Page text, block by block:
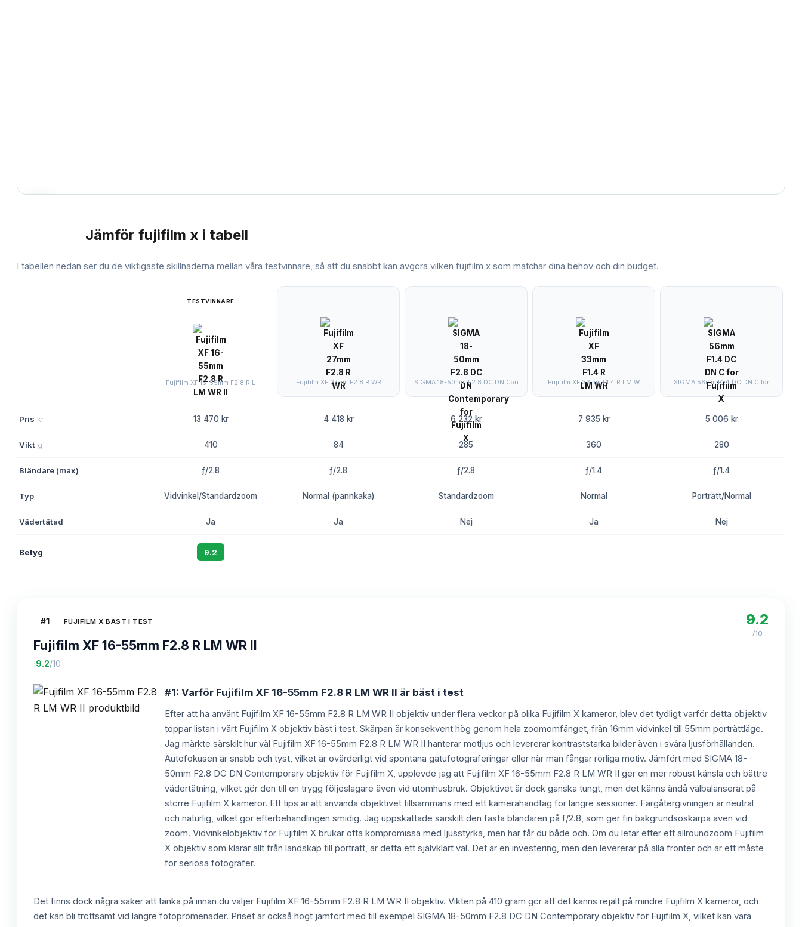
Jämför fujifilm x i tabell
I tabellen nedan ser du de viktigaste skillnaderna mellan våra testvinnare, så att du snabbt kan avgöra vilken fujifilm x som matchar dina behov och din budget.
TESTVINNARE
Fujifilm XF 16-55mm F2.8 R L Fujifilm XF 27mm F2.8 R WR SIGMA 18-50mm F2.8 DC DN Con Fujifilm XF 33mm F1.4 R LM W SIGMA 56mm F1.4 DC DN C for
Pris kr 13 470 kr 4 418 kr 6 232 kr 7 935 kr 5 006 kr
Vikt g 410 84 285 360 280
Bländare (max) ƒ/2.8 ƒ/2.8 ƒ/2.8 ƒ/1.4 ƒ/1.4
Typ Vidvinkel/Standardzoom Normal (pannkaka) Standardzoom Normal Porträtt/Normal
Vädertätad Ja Ja Nej Ja Nej
Betyg 9.2
#1 FUJIFILM X BÄST I TEST
Fujifilm XF 16-55mm F2.8 R LM WR II
·9.2/10
9.2
/10
#1: Varför Fujifilm XF 16-55mm F2.8 R LM WR II är bäst i test
Efter att ha använt Fujifilm XF 16-55mm F2.8 R LM WR II objektiv under flera veckor på olika Fujifilm X kameror, blev det tydligt varför detta objektiv
toppar listan i vårt Fujifilm X objektiv bäst i test. Skärpan är konsekvent hög genom hela zoomomfånget, från 16mm vidvinkel till 55mm porträttläge.
Jag märkte särskilt hur väl Fujifilm XF 16-55mm F2.8 R LM WR II hanterar motljus och levererar kontraststarka bilder även i svåra ljusförhållanden.
Autofokusen är snabb och tyst, vilket är ovärderligt vid spontana gatufotograferingar eller när man fångar rörliga motiv. Jämfört med SIGMA 18-
50mm F2.8 DC DN Contemporary objektiv för Fujifilm X, upplevde jag att Fujifilm XF 16-55mm F2.8 R LM WR II ger en mer robust känsla och bättre
vädertätning, vilket gör den till en trygg följeslagare även vid utomhusbruk. Objektivet är dock ganska tungt, men det känns ändå välbalanserat på
större Fujifilm X kameror. Ett tips är att använda objektivet tillsammans med ett kamerahandtag för längre sessioner. Färgåtergivningen är neutral
och naturlig, vilket gör efterbehandlingen smidig. Jag uppskattade särskilt den fasta bländaren på f/2.8, som ger fin bakgrundsoskärpa även vid
zoom. Vidvinkelobjektiv för Fujifilm X brukar ofta kompromissa med ljusstyrka, men här får du både och. Om du letar efter ett allroundzoom Fujifilm
X objektiv som klarar allt från landskap till porträtt, är detta ett självklart val. Det är en investering, men den levererar på alla fronter och är ett måste
för seriösa fotografer.
Det finns dock några saker att tänka på innan du väljer Fujifilm XF 16-55mm F2.8 R LM WR II objektiv. Vikten på 410 gram gör att det känns rejält på mindre Fujifilm X kameror, och
det kan bli tröttsamt vid längre fotopromenader. Priset är också högt jämfört med till exempel SIGMA 18-50mm F2.8 DC DN Contemporary objektiv för Fujifilm X, vilket kan vara